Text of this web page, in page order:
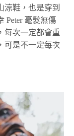
涼鞋，也是穿到
Peter 毫髮無傷
每次一定都會重
可是不一定每次